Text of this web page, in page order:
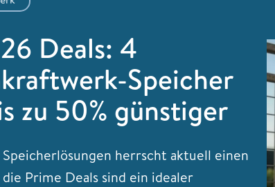
Deals: 4
Speicher
zu 50% günstiger
herrscht aktuell einen
Prime Deals sind ein idealer